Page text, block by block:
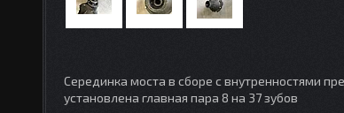
Серединка моста в сборе с внутренностями
установлена главная пара 8 на 37 зубов